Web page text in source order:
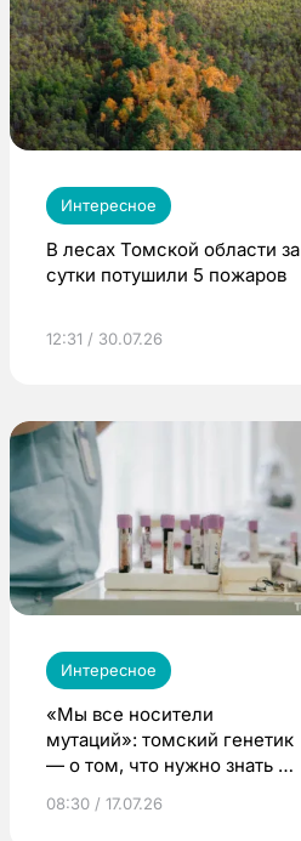
Интересное
В лесах Томской области за
сутки потушили 5 пожаров
12:31 / 30.07.26
Интересное
«Мы все носители
мутаций»: томский генетик
— о том, что нужно знать до
08:30 / 17.07.26